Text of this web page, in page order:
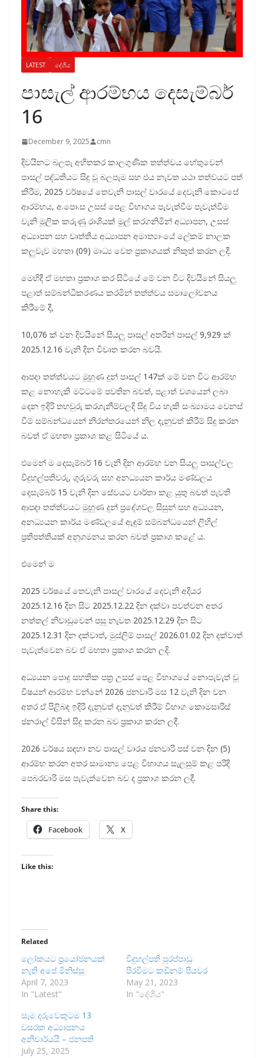
LATEST දේශීය
පාසැල් ආරම්භය දෙසැම්බර්
16
December 9, 2025 cmn
දිවයිනට බලපෑ අහිතකර කාලගුණික තත්ත්වය හේතුවෙන්
පාසල් පද්ධතියට සිදු වූ බලපෑම සහ එය නැවත යථා තත්වයට පත්
කිරීම, 2025 වර්ෂයේ තෙවැනි පාසල් වාරයේ දෙවැනි කොටසේ
ආරම්භය, අ.පො.ස උසස්‍ පෙළ විභාගය පැවැත්වීම පැවැත්වීම
වැනි මූලික කරුණු රාශියක් මුල් කරගනිමින් අධ්‍යාපන, උසස්
අධ්‍යාපන සහ වෘත්තීය අධ්‍යාපන අමාත්‍යාංයේ ලේකම් නාලක
කලුවැව මහතා (09) මාධ්‍ය වෙත ප්‍රකාශයක් නිකුත් කරන ලදී.
මෙහිදී ඒ මහතා ප්‍රකාශ කර සිටියේ මේ වන විට දිවයිනේ සියලු
පළාත් සම්බන්ධීකරණය කරමින් තත්ත්වය සමාලෝචනය
කිරීමේ දී,
10,076 ක් වන දිවයිනේ සියලු පාසල් අතරින් පාසල් 9,929 ක්
2025.12.16 වැනි දින විවෘත කරන බවයි.
ආපදා තත්ත්වයට මුහුණ දුන් පාසල් 147ක් මේ වන විට ආරම්භ
කළ නොහැකි මට්ටමේ පවතින බවත්, පළාත් වශයෙන් ලබා
දෙන ඉදිරි තහවුරු කරගැනීම්වලදි සිදු විය හැකි සංඛ්‍යාමය වෙනස්
වීම් සම්බන්ධයෙන් නිරන්තරයෙන් නිල දැනුවත් කිරීම් සිදු කරන
බවත් ඒ මහතා ප්‍රකාශ කළ සිටියේ ය.
එමෙන් ම දෙසැම්බර් 16 වැනි දින ආරම්භ වන සියලු පාසල්වල
විදුහල්පතිවරු, ගුරුවරු සහ අනධ්‍යයන කාර්ය මණ්ඩලය
දෙසැම්බර් 15 වැනි දින සේවයට වාර්තා කළ යුතු බවත් පැවති
ආපදා තත්ත්වයට මුහුණ දුන් ප්‍රදේශවල සිසුන් සහ අධ්‍යයන,
අනධ්‍යයන කාර්ය මණ්ඩලයේ ඇඳුම් සම්බන්ධයෙන් ලිහිල්
ප්‍රතිපත්තියක් අනුගමනය කරන බවත් ප්‍රකාශ කළේ ය.
එමෙන් ම
2025 වර්ෂයේ තෙවැනි පාසල් වාරයේ දෙවැනි අදියර
2025.12.16 දින සිට 2025.12.22 දින දක්වා පවත්වන අතර
නත්තල් නිවාඩුවෙන් පසු නැවත 2025.12.29 දින සිට
2025.12.31 දින දක්වාත්, මුස්ලිම් පාසල් 2026.01.02 දින දක්වාත්
පැවැත්වෙන බව ඒ මහතා ප්‍රකාශ කරන ලදි.
අධ්‍යයන පොදු සහතික පත්‍ර උසස් පෙළ විභාගයේ නොපැවැත් වූ
විෂයන් ආරම්භ වන්නේ 2026 ජනවාරි මස 12 වැනි දින වන
අතර ඒ පිළිබඳ ඉදිරි දැනුවත් දැනුවත් කිරීම් විභාග කොමසාරිස්
ජනරාල් විසින් සිදු කරන බව ප්‍රකාශ කරන ලදී.
2026 වර්ෂය සඳහා නව පාසල් වාරය ජනවාරි පස් වන දින (5)
ආරම්භ කරන අතර සාමාන්‍ය පෙළ විභාගය සැලසුම් කළ පරිදි
පෙබරවාරි මස පැවැත්වෙන බව ද ප්‍රකාශ කරන ලදී.
Share this:
Facebook X
Like this:
Related
ලෝකයට ප්‍රයෝජනයක්
නැති අපේ මිනිස්සු
April 7, 2023
In "Latest"
විදුහල්පති පුරප්පාඩු
පිරවීමට කඩිනම් පියවර
May 21, 2023
In "දේශීය"
සෑම දරුවෙකුටම 13
වසරක අධ්‍යාපනය
අනිවාර්යයි – ජනපති
July 25, 2025